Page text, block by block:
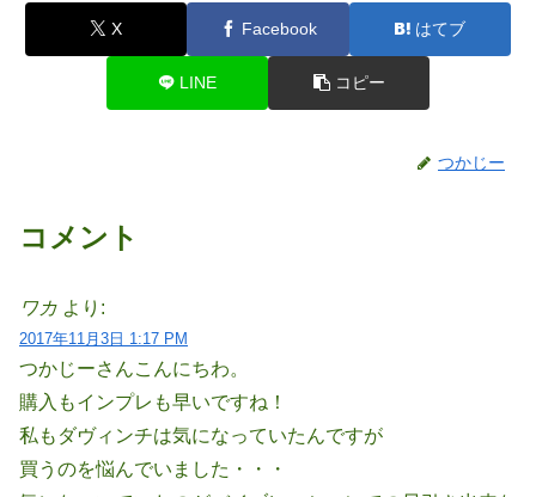
X Facebook はてブ
LINE コピー
つかじー
コメント
ワカ より:
2017年11月3日 1:17 PM
つかじーさんこんにちわ。
購入もインプレも早いですね！
私もダヴィンチは気になっていたんですが
買うのを悩んでいました・・・